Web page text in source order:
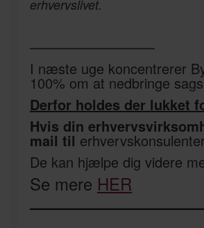
erhvervslivet.
—————————
I næste uge koncentrerer
100% om at nedbringe
Derfor holdes der lukket
Hvis din
mail til
De kan hjælpe dig videre
Se mere HER